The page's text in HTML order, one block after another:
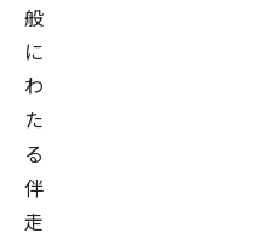
般
に
わ
た
る
伴
走